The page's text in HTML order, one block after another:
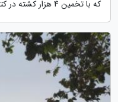
که با تخمین 4 هزار کشته در کتاب...